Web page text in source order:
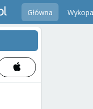
Główna